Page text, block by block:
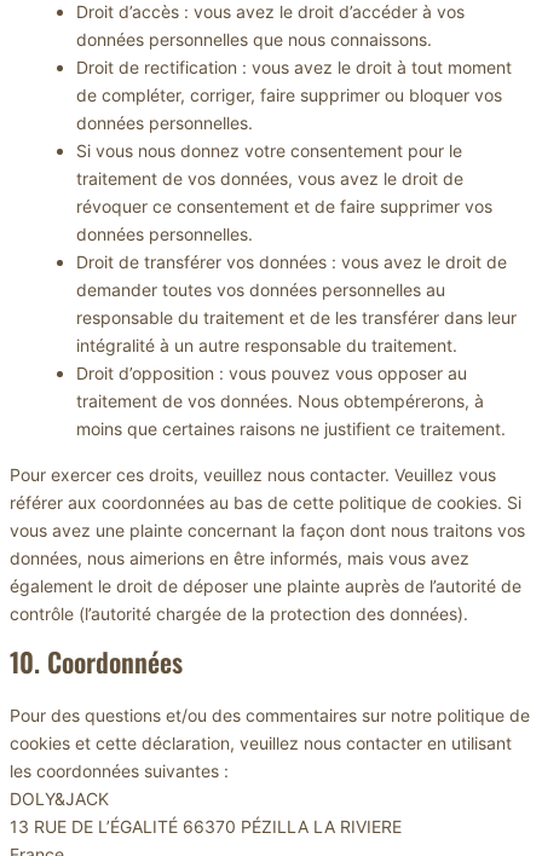
Droit d’accès : vous avez le droit d’accéder à vos
données personnelles que nous connaissons.
Droit de rectification : vous avez le droit à tout moment
de compléter, corriger, faire supprimer ou bloquer vos
données personnelles.
Si vous nous donnez votre consentement pour le
traitement de vos données, vous avez le droit de
révoquer ce consentement et de faire supprimer vos
données personnelles.
Droit de transférer vos données : vous avez le droit de
demander toutes vos données personnelles au
responsable du traitement et de les transférer dans leur
intégralité à un autre responsable du traitement.
Droit d’opposition : vous pouvez vous opposer au
traitement de vos données. Nous obtempérerons, à
moins que certaines raisons ne justifient ce traitement.
Pour exercer ces droits, veuillez nous contacter. Veuillez vous
référer aux coordonnées au bas de cette politique de cookies. Si
vous avez une plainte concernant la façon dont nous traitons vos
données, nous aimerions en être informés, mais vous avez
également le droit de déposer une plainte auprès de l’autorité de
contrôle (l’autorité chargée de la protection des données).
10. Coordonnées
Pour des questions et/ou des commentaires sur notre politique de
cookies et cette déclaration, veuillez nous contacter en utilisant
les coordonnées suivantes :
DOLY&JACK
13 RUE DE L’ÉGALITÉ 66370 PÉZILLA LA RIVIERE